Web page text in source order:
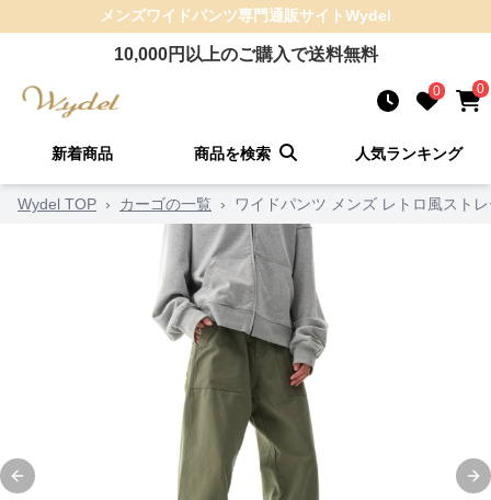
メンズワイドパンツ専門通販サイトWydel
10,000円以上のご購入で送料無料
0 0
新着商品 商品を検索 人気ランキング
Wydel TOP › カーゴの一覧 › ワイドパンツ メンズ レトロ風スト
Previous slide